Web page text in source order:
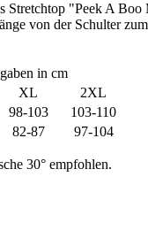
Stretchtop "Peek A
von der Schulter
in cm
XL
2XL
98-103
103-110
82-87 97-104
30° empfohlen.